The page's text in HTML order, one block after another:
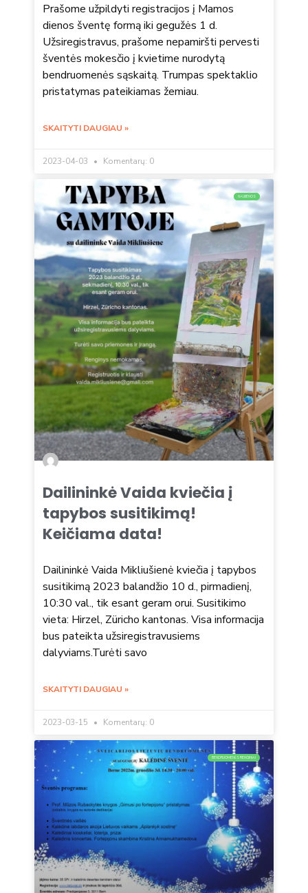
Prašome užpildyti registracijos į Mamos
dienos šventę formą iki gegužės 1 d.
Užsiregistravus, prašome nepamiršti pervesti
šventės mokesčio į kvietime nurodytą
bendruomenės sąskaitą. Trumpas spektaklio
pristatymas pateikiamas žemiau.
SKAITYTI DAUGIAU »
2023-04-03 Komentarų: 0
NAUJIENOS
Dailininkė Vaida kviečia į
tapybos susitikimą!
Keičiama data!
Dailininkė Vaida Mikliušienė kviečia į tapybos
susitikimą 2023 balandžio 10 d., pirmadienį,
10:30 val., tik esant geram orui. Susitikimo
vieta: Hirzel, Züricho kantonas. Visa informacija
bus pateikta užsiregistravusiems
dalyviams.Turėti savo
SKAITYTI DAUGIAU »
2023-03-15 Komentarų: 0
BENDRUOMENĖS RENGINIAI